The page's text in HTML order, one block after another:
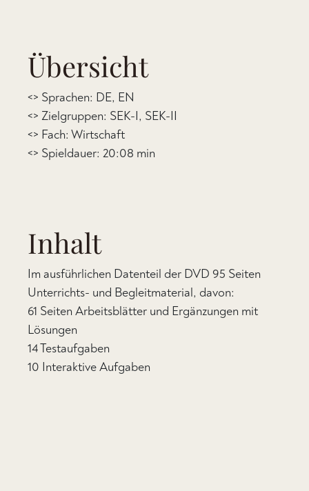
Übersicht
<> Sprachen: DE, EN
<> Zielgruppen: SEK-I, SEK-II
<> Fach: Wirtschaft
<> Spieldauer: 20:08 min
Inhalt
Im ausführlichen Datenteil der DVD 95 Seiten
Unterrichts- und Begleitmaterial, davon:
61 Seiten Arbeitsblätter und Ergänzungen mit
Lösungen
14 Testaufgaben
10 Interaktive Aufgaben